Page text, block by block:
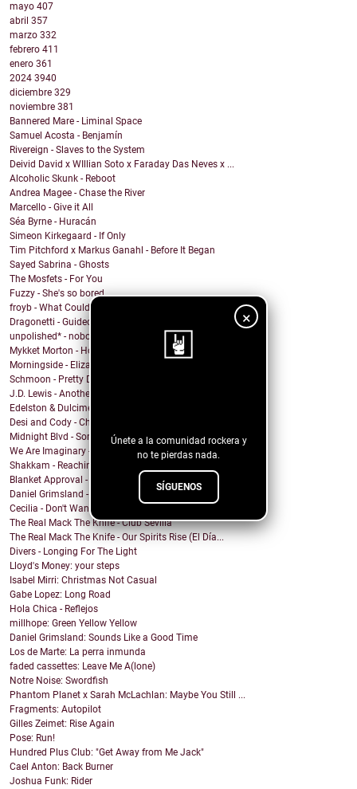
×
Únete a la comunidad rockera y
no te pierdas nada.
SÍGUENOS
mayo 407
abril 357
marzo 332
febrero 411
enero 361
2024 3940
diciembre 329
noviembre 381
Bannered Mare - Liminal Space
Samuel Acosta - Benjamín
Rivereign - Slaves to the System
Deivid David x WIllian Soto x Faraday Das Neves x ...
Alcoholic Skunk - Reboot
Andrea Magee - Chase the River
Marcello - Give it All
Séa Byrne - Huracán
Simeon Kirkegaard - If Only
Tim Pitchford x Markus Ganahl - Before It Began
Sayed Sabrina - Ghosts
The Mosfets - For You
Fuzzy - She's so bored
froyb - What Could I Do To Deserve You?
Dragonetti - Guided by Stars
unpolished* - nobody knows
Mykket Morton - Home
Morningside - Elizabeth
Schmoon - Pretty Darn Pretty
J.D. Lewis - Another Life
Edelston & Dulcimer - Call Me (Blondie Cover)
Desi and Cody - Chanticleer
Midnight Blvd - Some other day
We Are Imaginary - Pinkish Hue
Shakkam - Reaching the Skies
Blanket Approval - Hot Sweaty Summer
Daniel Grimsland - Rock & Roll Christmas (George T...
Cecilia - Don't Wanna Cry
The Real Mack The Knife - Club Sevilla
The Real Mack The Knife - Our Spirits Rise (El Día...
Divers - Longing For The Light
Lloyd's Money: your steps
Isabel Mirri: Christmas Not Casual
Gabe Lopez: Long Road
Hola Chica - Reflejos
millhope: Green Yellow Yellow
Daniel Grimsland: Sounds Like a Good Time
Los de Marte: La perra inmunda
faded cassettes: Leave Me A(lone)
Notre Noise: Swordfish
Phantom Planet x Sarah McLachlan: Maybe You Still ...
Fragments: Autopilot
Gilles Zeimet: Rise Again
Pose: Run!
Hundred Plus Club: "Get Away from Me Jack"
Cael Anton: Back Burner
Joshua Funk: Rider